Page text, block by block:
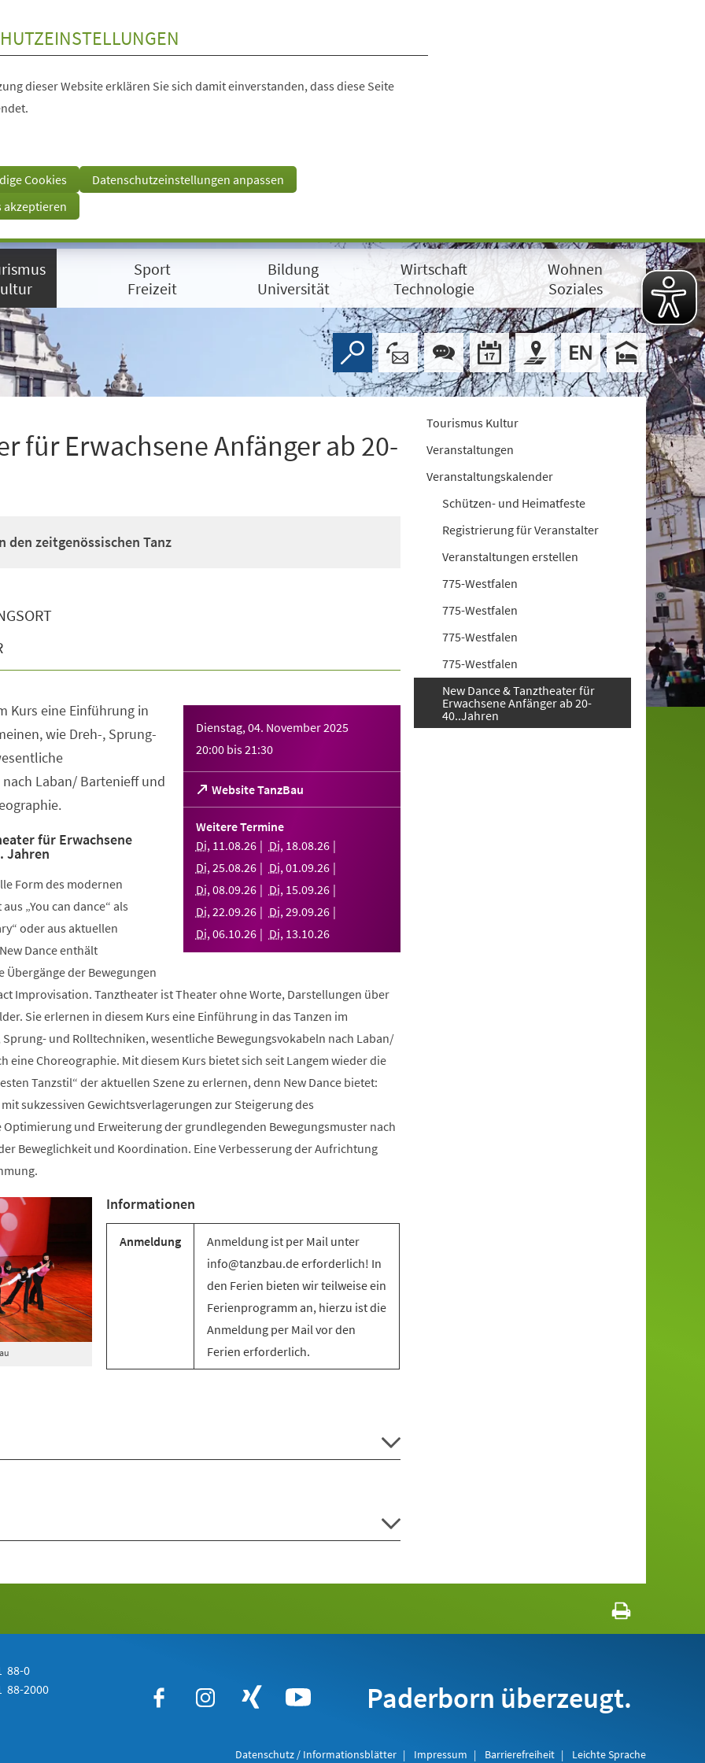
dieser Website erklären Sie sich damit einverstanden, dass diese Seite
Cookies
Datenschutzeinstellungen anpassen
akzeptieren
Sport
Freizeit
Bildung
Universität
Wirtschaft
Technologie
Wohnen
Soziales
für Erwachsene Anfänger ab 20-
den zeitgenössischen Tanz
Dienstag, 04. November 2025
20:00 bis21:30
Website TanzBau
(Öffnet
in
einem
neuen
Tab)
Weitere Termine
Di, 11.08.26 Di, 18.08.26
Di,25.08.26 Di,01.09.26
Di,08.09.26 Di, 15.09.26
Di,22.09.26 Di,29.09.26
Di,06.10.26 Di, 13.10.26
Kurs eine Einführung in
wie Dreh-, Sprung-
Laban/ Bartenieff und
für Erwachsene
Jahren
Form des modernen
„You can dance“ als
oder aus aktuellen
Dance enthält
der Bewegungen
Improvisation. Tanztheater ist Theater ohne Worte, Darstellungen über
Sie erlernen in diesem Kurs eine Einführung in das Tanzen im
und Rolltechniken, wesentliche Bewegungsvokabeln nach Laban/
eine Choreographie. Mit diesem Kurs bietet sich seit Langem wieder die
Tanzstil“ der aktuellen Szene zu erlernen, denn New Dance bietet:
sukzessiven Gewichtsverlagerungen zur Steigerung des
Optimierung und Erweiterung der grundlegenden Bewegungsmuster nach
Beweglichkeit und Koordination. Eine Verbesserung der Aufrichtung
Informationen
Anmeldung
Anmeldung ist per Mail unter
info@tanzbau.de erforderlich! In
den Ferien bieten wir teilweise ein
Ferienprogramm an, hierzu ist die
Anmeldung per Mail vor den
Ferien erforderlich.
Tourismus Kultur
Veranstaltungen
Veranstaltungskalender
Schützen- und Heimatfeste
Registrierung für Veranstalter
Veranstaltungen erstellen
775-Westfalen
775-Westfalen
775-Westfalen
775-Westfalen
New Dance & Tanztheater für
Erwachsene Anfänger ab 20-
40..Jahren
88-0
88-2000 Paderborn überzeugt.
Datenschutz / Informationsblätter Impressum Barrierefreiheit Leichte Sprache